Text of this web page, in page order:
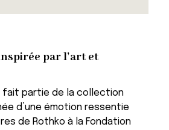
par l’art et
fait partie de la collection
d’une émotion ressentie
de Rothko à la Fondation